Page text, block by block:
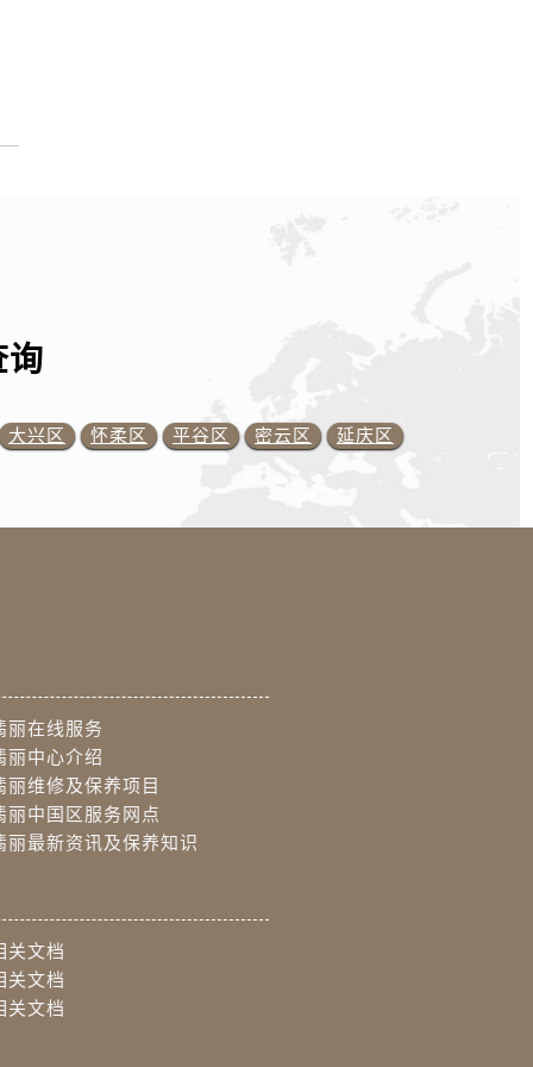
询
大兴区 怀柔区 平谷区 密云区 延庆区
丽在线服务
丽中心介绍
丽维修及保养项目
丽中国区服务网点
丽最新资讯及保养知识
关文档
关文档
关文档